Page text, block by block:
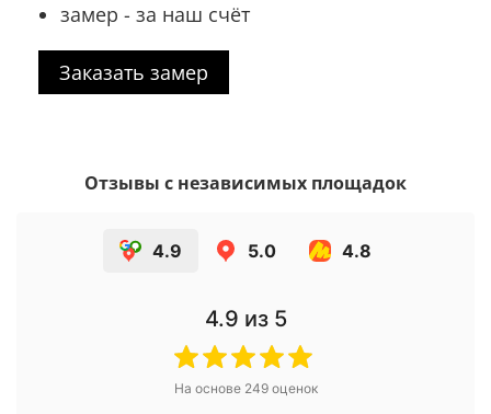
замер - за наш счёт
Заказать замер
Отзывы с независимых площадок
4.9 5.0 4.8
4.9 из 5
На основе 249оценок